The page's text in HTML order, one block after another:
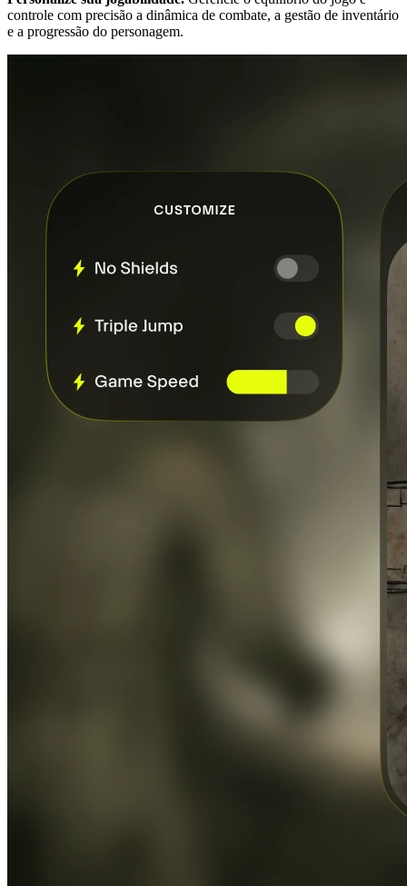
controle com precisão a dinâmica de combate, a gestão de inventário
e a progressão do personagem.